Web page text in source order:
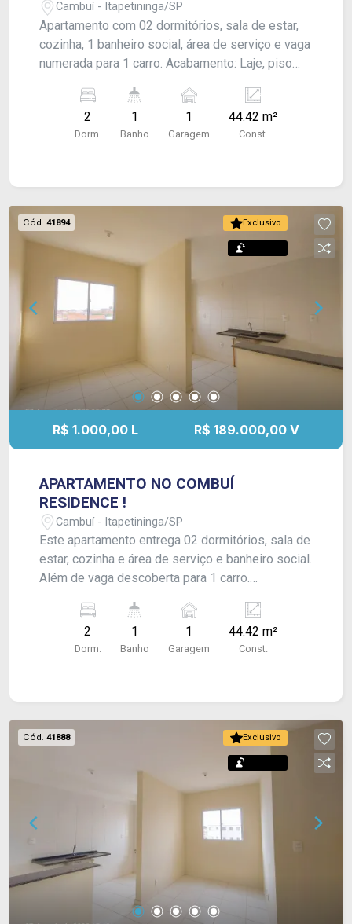
Cambuí - Itapetininga/SP
Apartamento com 02 dormitórios, sala de estar,
cozinha, 1 banheiro social, área de serviço e vaga
numerada para 1 carro. Acabamento: Laje, piso
2
Dorm.
1
Banho
1
Garagem
44.42 m²
Const.
Exclusivo
Cód. 41894
R$ 1.000,00 L R$ 189.000,00 V
APARTAMENTO NO COMBUÍ
RESIDENCE !
Cambuí - Itapetininga/SP
Este apartamento entrega 02 dormitórios, sala de
estar, cozinha e área de serviço e banheiro social.
Além de vaga descoberta para 1 carro.
CONSULTE-NOS !
2
Dorm.
1
Banho
1
Garagem
44.42 m²
Const.
Exclusivo
Cód. 41888